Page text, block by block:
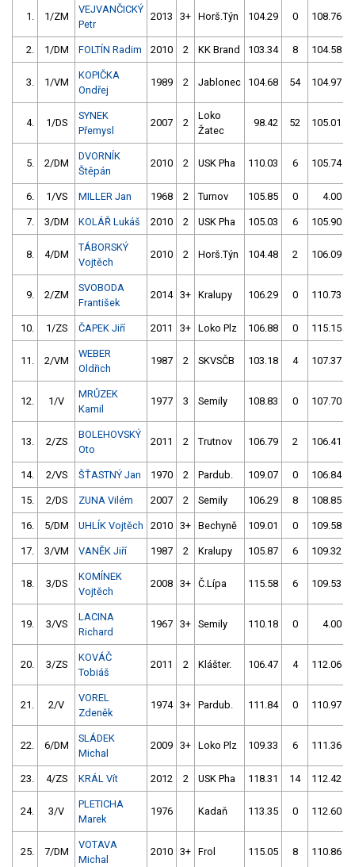
1. 1/ZM
VEJVANČICKÝ
Petr
2013 3+ Horš.Týn 104.29 0 108.76
2. 1/DM FOLTÍN Radim 2010 2 KK Brand 103.34 8 104.58
3. 1/VM
KOPIČKA
Ondřej
1989 2 Jablonec 104.68 54 104.97
4. 1/DS
SYNEK
Přemysl
2007 2
Loko
Žatec
98.42 52 105.01
5. 2/DM
DVORNÍK
Štěpán
2010 2 USK Pha 110.03 6 105.74
6. 1/VS MILLER Jan 1968 2 Turnov 105.85 0 4.00
7. 3/DM KOLÁŘ Lukáš 2010 2 USK Pha 105.03 6 105.90
8. 4/DM
TÁBORSKÝ
Vojtěch
2010 2 Horš.Týn 104.48 2 106.09
9. 2/ZM
SVOBODA
František
2014 3+ Kralupy 106.29 0 110.73
10. 1/ZS ČAPEK Jiří 2011 3+ Loko Plz 106.88 0 115.15
11. 2/VM
WEBER
Oldřich
1987 2 SKVSČB 103.18 4 107.37
12. 1/V
MRŮZEK
Kamil
1977 3 Semily 108.83 0 107.70
13. 2/ZS
BOLEHOVSKÝ
Oto
2011 2 Trutnov 106.79 2 106.41
14. 2/VS ŠŤASTNÝ Jan 1970 2 Pardub. 109.07 0 106.84
15. 2/DS ZUNA Vilém 2007 2 Semily 106.29 8 108.85
16. 5/DM UHLÍK Vojtěch 2010 3+ Bechyně 109.01 0 109.58
17. 3/VM VANĚK Jiří 1987 2 Kralupy 105.87 6 109.32
18. 3/DS
KOMÍNEK
Vojtěch
2008 3+ Č.Lípa 115.58 6 109.53
19. 3/VS
LACINA
Richard
1967 3+ Semily 110.18 0 4.00
20. 3/ZS
KOVÁČ
Tobiáš
2011 2 Klášter. 106.47 4 112.06
21. 2/V
VOREL
Zdeněk
1974 3+ Pardub. 111.84 0 110.97
22. 6/DM
SLÁDEK
Michal
2009 3+ Loko Plz 109.33 6 111.36
23. 4/ZS KRÁL Vít 2012 2 USK Pha 118.31 14 112.42
24. 3/V
PLETICHA
Marek
1976 Kadaň 113.35 0 112.60
25. 7/DM
VOTAVA
Michal
2010 3+ Frol 115.05 8 110.86